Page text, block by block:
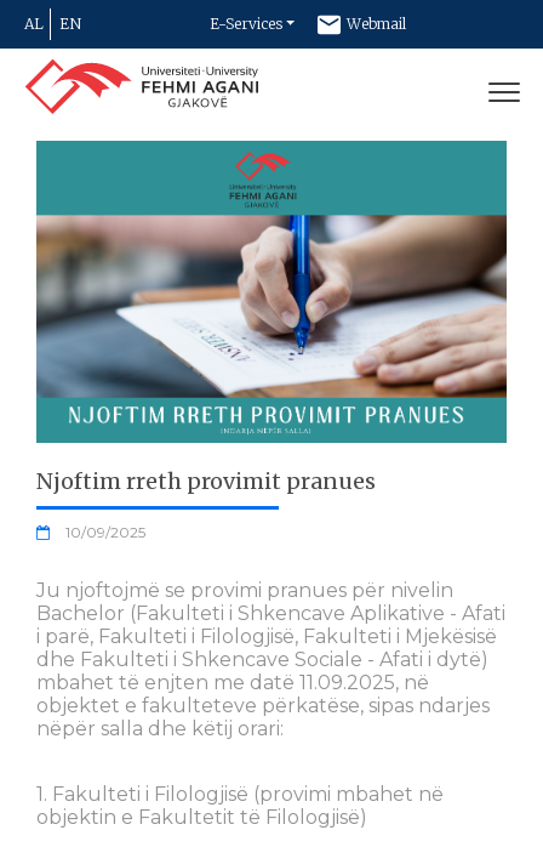
AL EN E-Services Webmail
Newsletter
Njoftim rreth provimit pranues
10/09/2025
Ju njoftojmë se provimi pranues për nivelin
Bachelor (Fakulteti i Shkencave Aplikative - Afati
i parë, Fakulteti i Filologjisë, Fakulteti i Mjekësisë
dhe Fakulteti i Shkencave Sociale - Afati i dytë)
mbahet të enjten me datë 11.09.2025, në
objektet e fakulteteve përkatëse, sipas ndarjes
nëpër salla dhe këtij orari:
1. Fakulteti i Filologjisë (provimi mbahet në
objektin e Fakultetit të Filologjisë)